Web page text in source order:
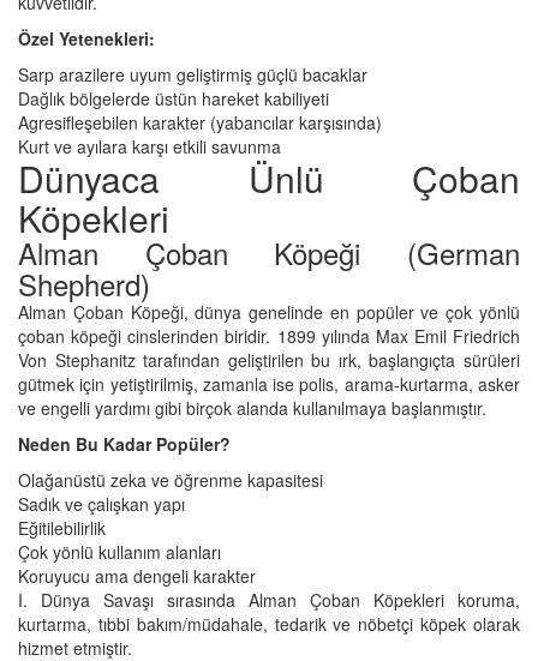
Özel Yetenekleri:
Sarp arazilere uyum geliştirmiş güçlü bacaklar
Dağlık bölgelerde üstün hareket kabiliyeti
Agresifleşebilen karakter (yabancılar karşısında)
Kurt ve ayılara karşı etkili savunma
Dünyaca Ünlü Çoban
Köpekleri
Alman Çoban Köpeği (German
Shepherd)
Alman Çoban Köpeği, dünya genelinde en popüler ve çok yönlü
çoban köpeği cinslerinden biridir. 1899 yılında Max Emil Friedrich
Von Stephanitz tarafından geliştirilen bu ırk, başlangıçta sürüleri
gütmek için yetiştirilmiş, zamanla ise polis, arama-kurtarma, asker
ve engelli yardımı gibi birçok alanda kullanılmaya başlanmıştır.
Neden Bu Kadar Popüler?
Olağanüstü zeka ve öğrenme kapasitesi
Sadık ve çalışkan yapı
Eğitilebilirlik
Çok yönlü kullanım alanları
Koruyucu ama dengeli karakter
I. Dünya Savaşı sırasında Alman Çoban Köpekleri koruma,
kurtarma, tıbbi bakım/müdahale, tedarik ve nöbetçi köpek olarak
hizmet etmiştir.